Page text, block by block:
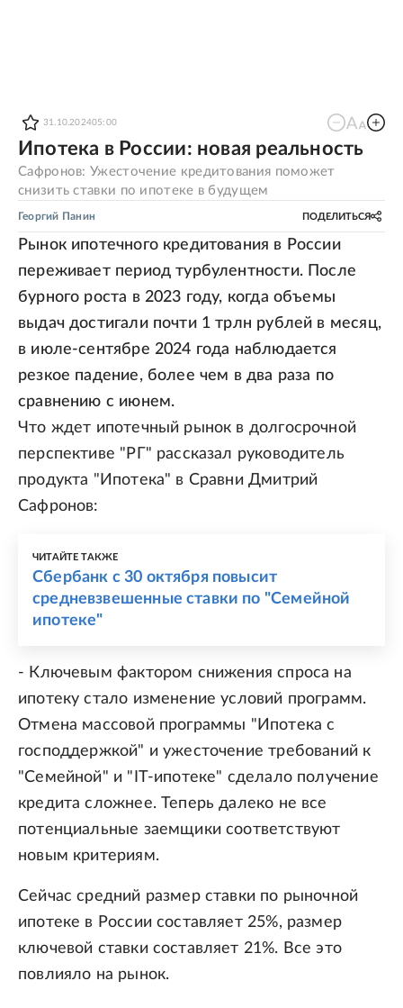
31.10.202405:00
Ипотека в России: новая реальность
Сафронов: Ужесточение кредитования поможет
снизить ставки по ипотеке в будущем
Георгий Панин ПОДЕЛИТЬСЯ
Рынок ипотечного кредитования в России
переживает период турбулентности. После
бурного роста в 2023 году, когда объемы
выдач достигали почти 1 трлн рублей в месяц,
в июле-сентябре 2024 года наблюдается
резкое падение, более чем в два раза по
сравнению с июнем.
Что ждет ипотечный рынок в долгосрочной
перспективе "РГ" рассказал руководитель
продукта "Ипотека" в Сравни Дмитрий
Сафронов:
ЧИТАЙТЕ ТАКЖЕ
Сбербанк с 30 октября повысит
средневзвешенные ставки по "Семейной
ипотеке"
- Ключевым фактором снижения спроса на
ипотеку стало изменение условий программ.
Отмена массовой программы "Ипотека с
господдержкой" и ужесточение требований к
"Семейной" и "IT-ипотеке" сделало получение
кредита сложнее. Теперь далеко не все
потенциальные заемщики соответствуют
новым критериям.
Сейчас средний размер ставки по рыночной
ипотеке в России составляет 25%, размер
ключевой ставки составляет 21%. Все это
повлияло на рынок.